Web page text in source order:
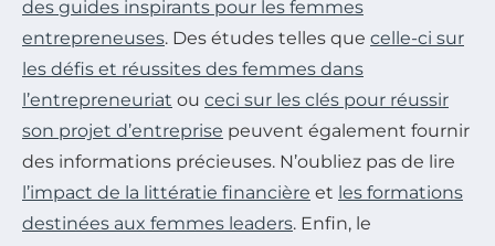
des guides inspirants pour les femmes
entrepreneuses. Des études telles que celle-ci sur
les défis et réussites des femmes dans
l’entrepreneuriat ou ceci sur les clés pour réussir
son projet d’entreprise peuvent également fournir
des informations précieuses. N’oubliez pas de lire
l’impact de la littératie financière et les formations
destinées aux femmes leaders. Enfin, le